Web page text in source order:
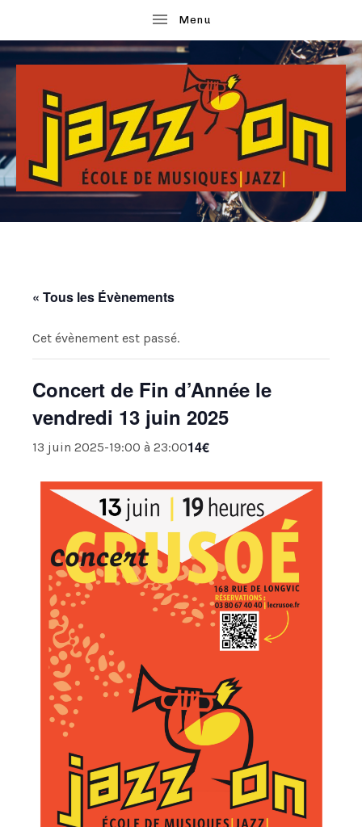
J
Z
Z
O
N
DE
« Tous les Évènements
Cet évènement est passé.
Concert de Fin d’Année le
vendredi 13 juin 2025
13 juin 2025-19:00 à 23:0014€